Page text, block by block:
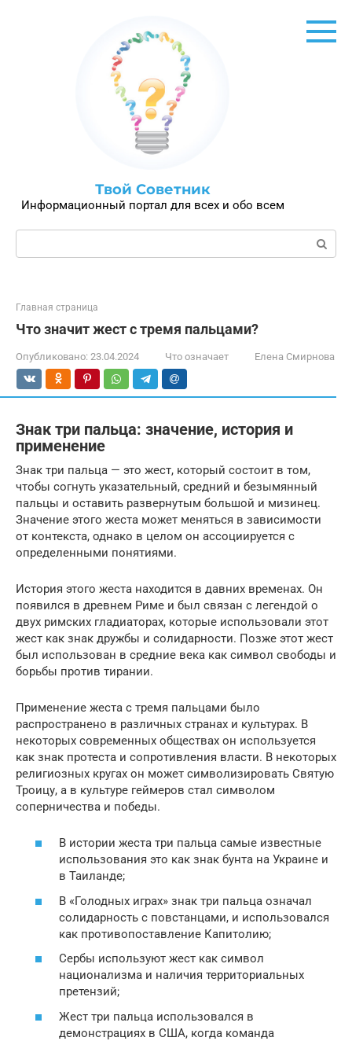
Твой Советник
Информационный портал для всех и обо всем
Поиск:
Главная страница
Что значит жест с тремя пальцами?
Опубликовано: 23.04.2024 Что означает Елена Смирнова
Знак три пальца: значение, история и
применение
Знак три пальца — это жест, который состоит в том,
чтобы согнуть указательный, средний и безымянный
пальцы и оставить развернутым большой и мизинец.
Значение этого жеста может меняться в зависимости
от контекста, однако в целом он ассоциируется с
определенными понятиями.
История этого жеста находится в давних временах. Он
появился в древнем Риме и был связан с легендой о
двух римских гладиаторах, которые использовали этот
жест как знак дружбы и солидарности. Позже этот жест
был использован в средние века как символ свободы и
борьбы против тирании.
Применение жеста с тремя пальцами было
распространено в различных странах и культурах. В
некоторых современных обществах он используется
как знак протеста и сопротивления власти. В некоторых
религиозных кругах он может символизировать Святую
Троицу, а в культуре геймеров стал символом
соперничества и победы.
В истории жеста три пальца самые известные
использования это как знак бунта на Украине и
в Таиланде;
В «Голодных играх» знак три пальца означал
солидарность с повстанцами, и использовался
как противопоставление Капитолию;
Сербы используют жест как символ
национализма и наличия территориальных
претензий;
Жест три пальца использовался в
демонстрациях в США, когда команда